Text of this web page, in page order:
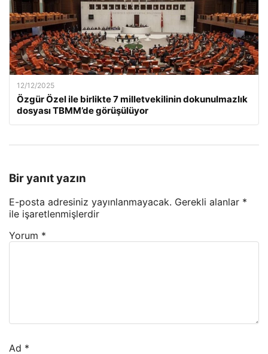
12/12/2025
Özgür Özel ile birlikte 7 milletvekilinin dokunulmazlık
dosyası TBMM’de görüşülüyor
Bir yanıt yazın
E-posta adresiniz yayınlanmayacak. Gerekli alanlar *
ile işaretlenmişlerdir
Yorum *
Ad *